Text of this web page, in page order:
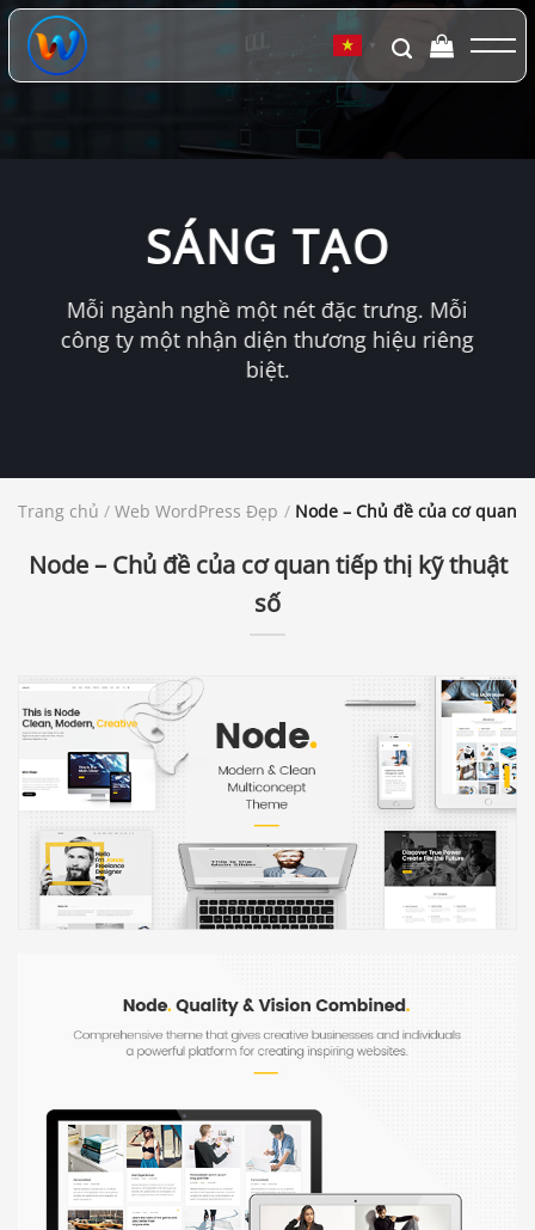
Chuyển
đến
dung
▼
SÁNG TẠO
Mỗi ngành nghề một nét đặc trưng. Mỗi
công ty một nhận diện thương hiệu riêng
biệt.
Trang chủ / Web WordPress Đẹp / Node – Chủ đề của cơ quan
Node – Chủ đề của cơ quan tiếp thị kỹ thuật
số